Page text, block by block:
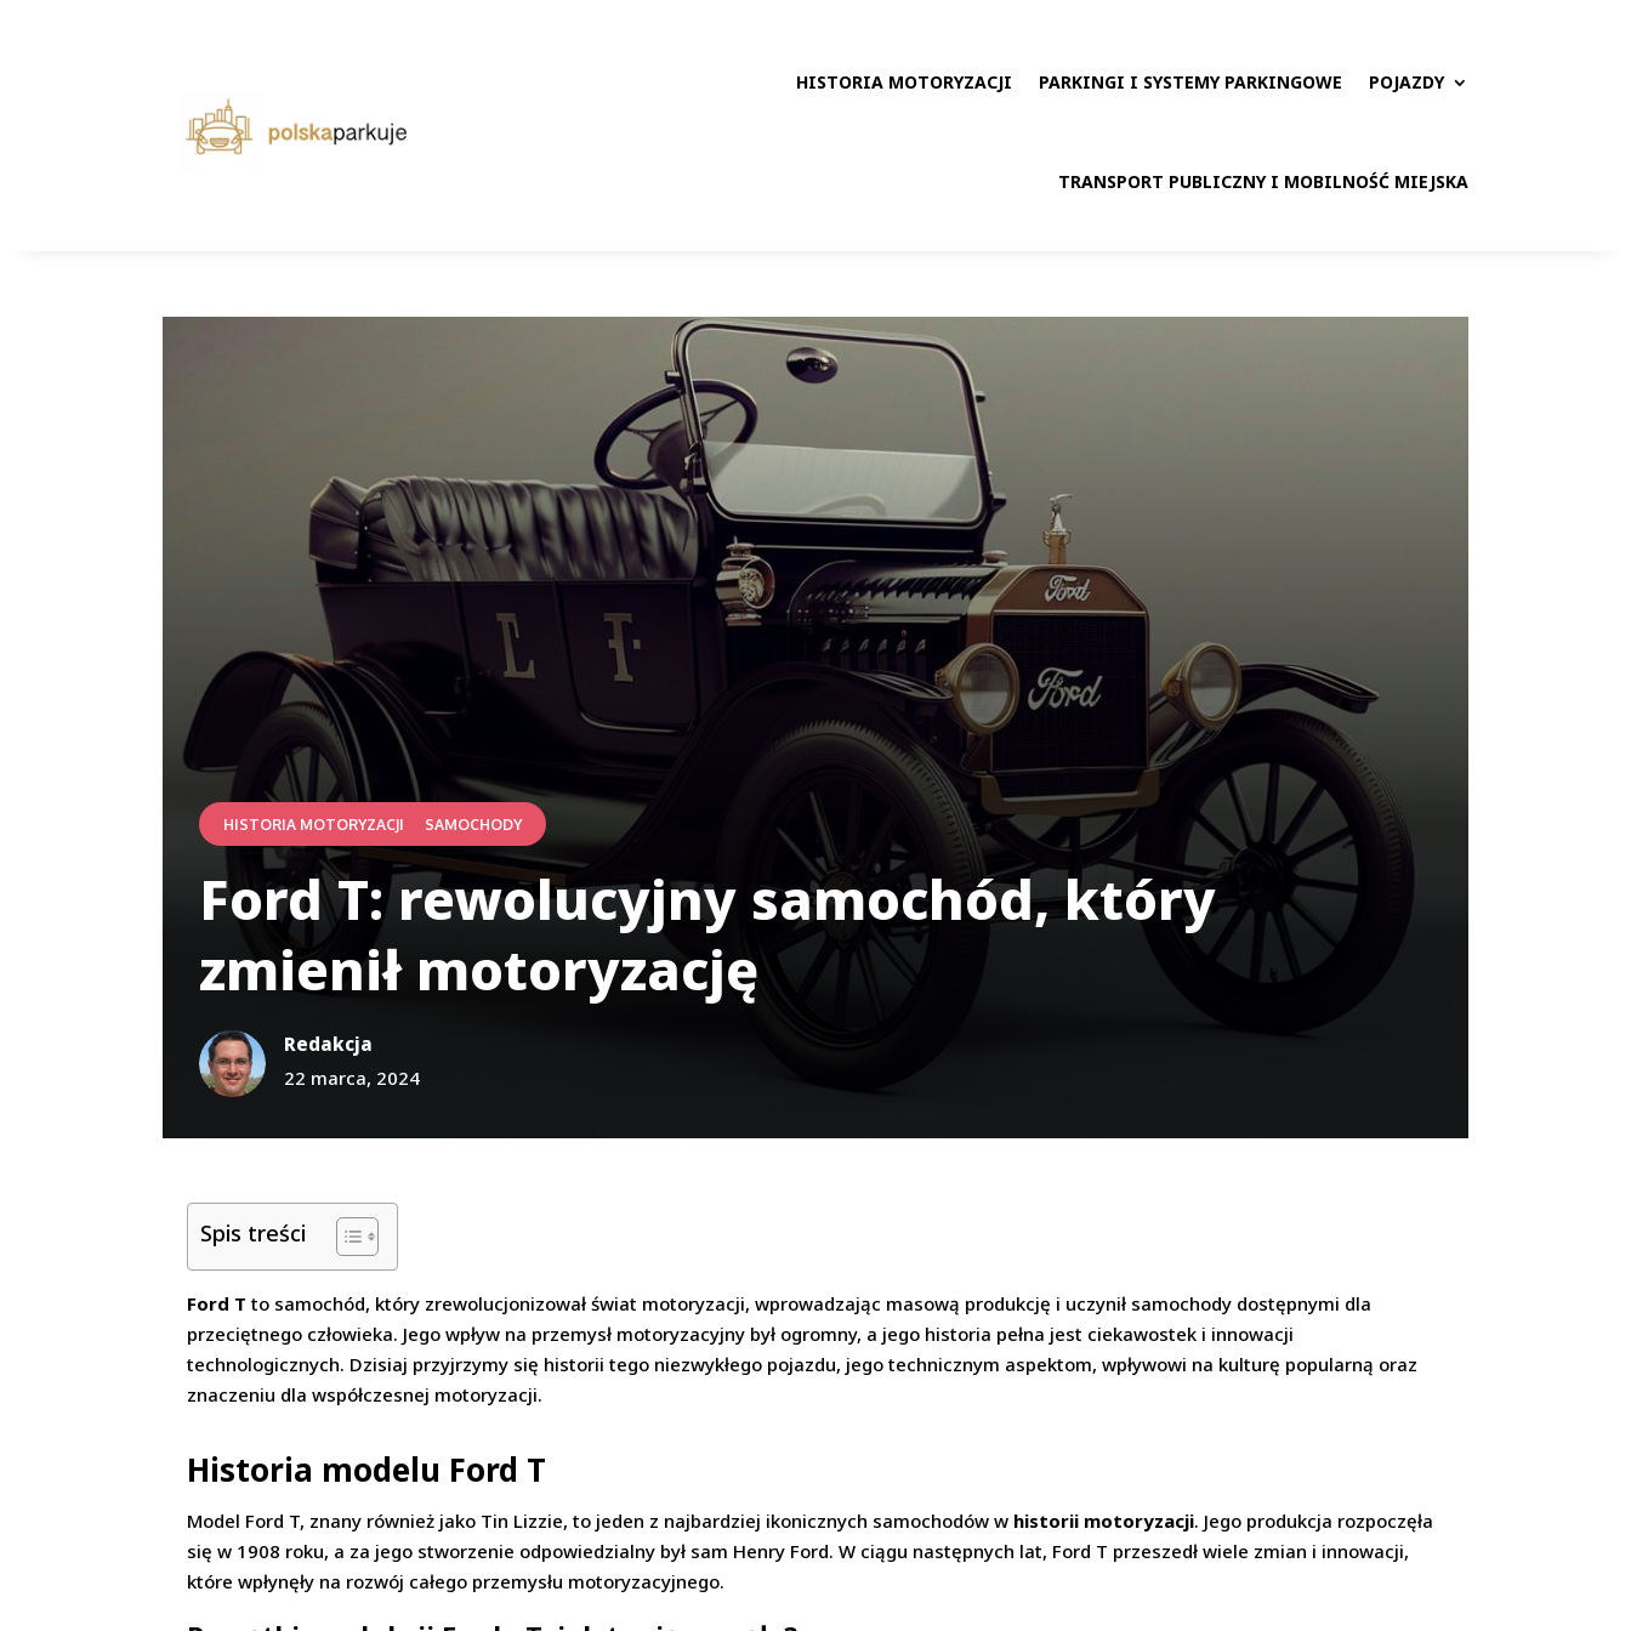
HISTORIA MOTORYZACJI PARKINGI I SYSTEMY PARKINGOWE POJAZDY
TRANSPORT PUBLICZNY I MOBILNOŚĆ MIEJSKA
HISTORIA MOTORYZACJI SAMOCHODY
Ford T: rewolucyjny samochód, który
zmienił motoryzację
Redakcja
22 marca, 2024
Spis treści
Ford T to samochód, który zrewolucjonizował świat motoryzacji, wprowadzając masową produkcję i uczynił samochody dostępnymi dla
przeciętnego człowieka. Jego wpływ na przemysł motoryzacyjny był ogromny, a jego historia pełna jest ciekawostek i innowacji
technologicznych. Dzisiaj przyjrzymy się historii tego niezwykłego pojazdu, jego technicznym aspektom, wpływowi na kulturę popularną oraz
znaczeniu dla współczesnej motoryzacji.
Historia modelu Ford T
Model Ford T, znany również jako Tin Lizzie, to jeden z najbardziej ikonicznych samochodów w historii motoryzacji. Jego produkcja rozpoczęła
się w 1908 roku, a za jego stworzenie odpowiedzialny był sam Henry Ford. W ciągu następnych lat, Ford T przeszedł wiele zmian i innowacji,
które wpłynęły na rozwój całego przemysłu motoryzacyjnego.